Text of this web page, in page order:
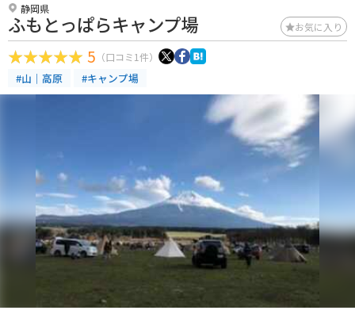
静岡県
ふもとっぱらキャンプ場 お気に入り
5 （口コミ1件）
#山｜高原 #キャンプ場